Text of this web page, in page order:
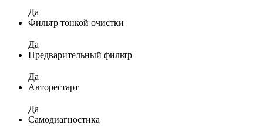
Да
Фильтр тонкой очистки
Да
Предварительный фильтр
Да
Авторестарт
Да
Самодиагностика